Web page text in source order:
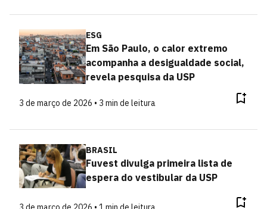
ESG
Em São Paulo, o calor extremo
acompanha a desigualdade social,
revela pesquisa da USP
3 de março de 2026 • 3 min de leitura
BRASIL
Fuvest divulga primeira lista de
espera do vestibular da USP